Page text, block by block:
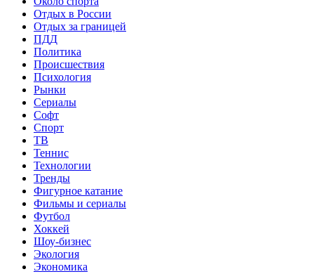
Отдых в России
Отдых за границей
ПДД
Политика
Происшествия
Психология
Рынки
Сериалы
Софт
Спорт
ТВ
Теннис
Технологии
Тренды
Фигурное катание
Фильмы и сериалы
Футбол
Хоккей
Шоу-бизнес
Экология
Экономика